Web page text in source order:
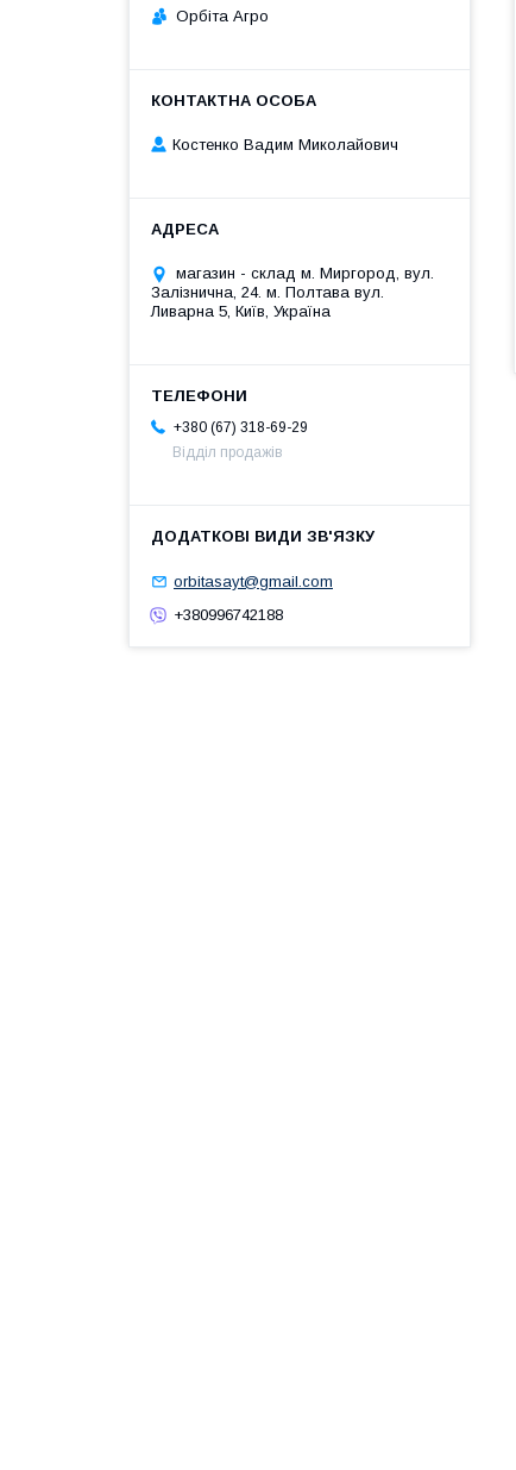
Орбіта Агро
Костенко Вадим Миколайович
магазин - склад м. Миргород, вул.
Залізнична, 24. м. Полтава вул.
Ливарна 5, Київ, Україна
+380 (67) 318-69-29
Відділ продажів
orbitasayt@gmail.com
+380996742188